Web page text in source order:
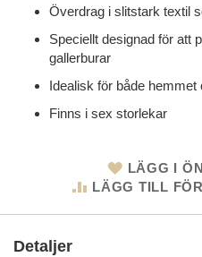
Överdrag i slitstark textil
Speciellt designad för att
gallerburar
Idealisk för både hemmet
Finns i sex storlekar
LÄGG I
LÄGG TILL
Detaljer